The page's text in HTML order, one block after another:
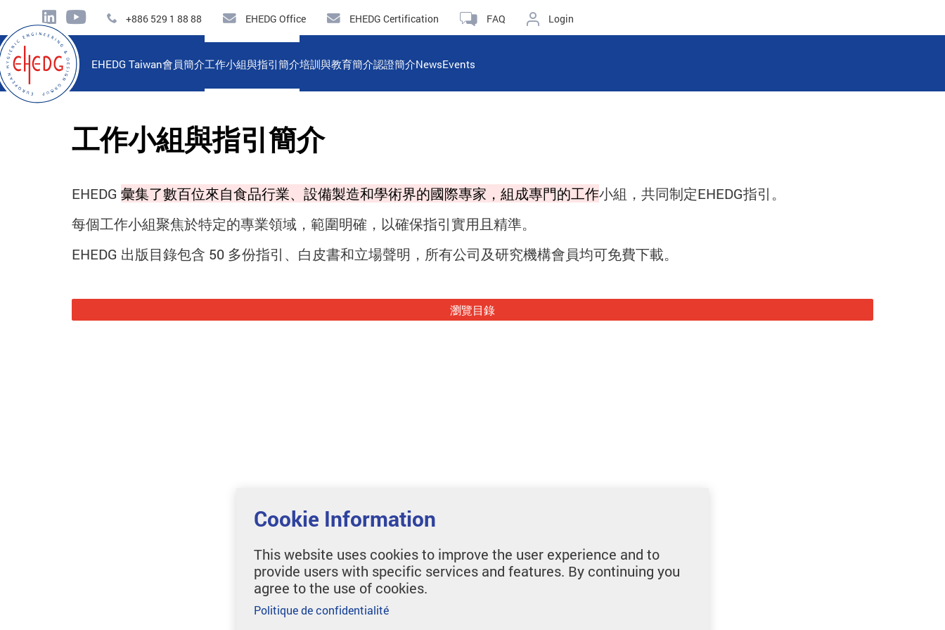
+886 529 1 88 88 EHEDG Office EHEDG Certification FAQ Login
EHEDG Taiwan會員簡介工作小組與指引簡介培訓與教育簡介認證簡介NewsEvents
工作小組與指引簡介
EHEDG 彙集了數百位來自食品行業、設備製造和學術界的國際專家，組成專門的工作小組，共同制定EHEDG指引。
每個工作小組聚焦於特定的專業領域，範圍明確，以確保指引實用且精準。
EHEDG 出版目錄包含 50 多份指引、白皮書和立場聲明，所有公司及研究機構會員均可免費下載。
瀏覽目錄
Cookie Information
This website uses cookies to improve the user experience and to
provide users with specific services and features. By continuing you
agree to the use of cookies.
Politique de confidentialité